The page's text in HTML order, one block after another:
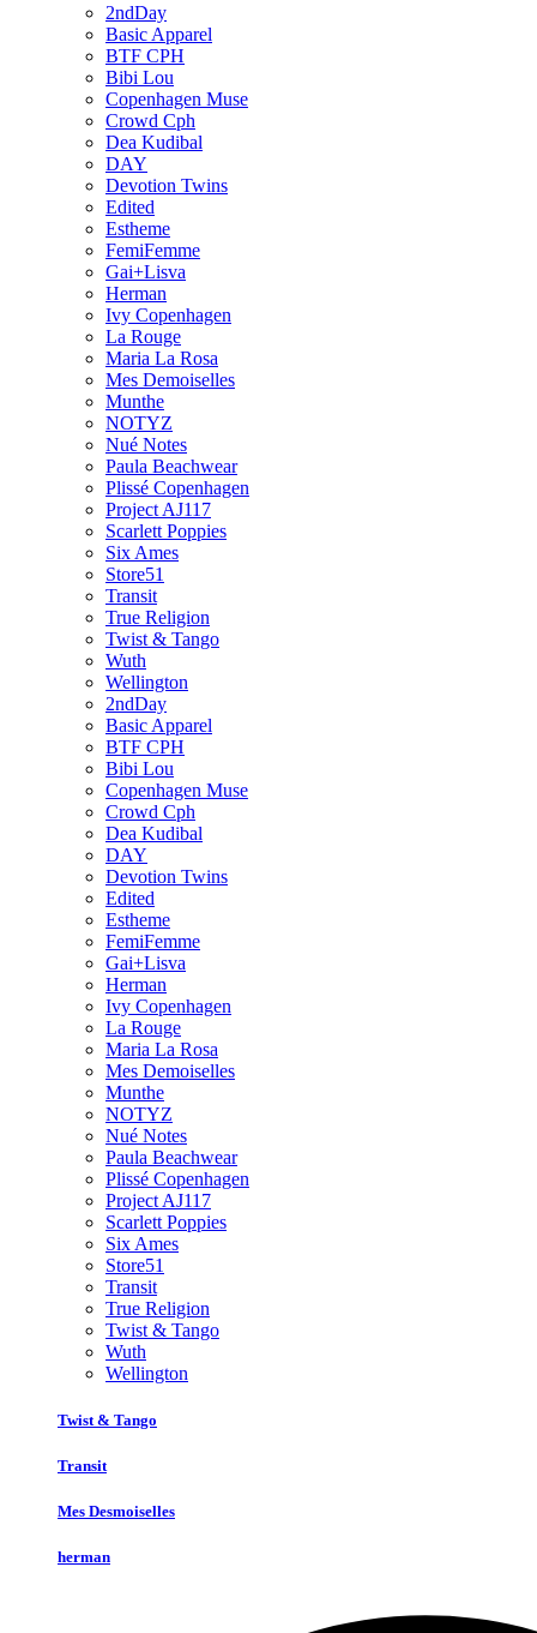
2ndDay
Basic Apparel
BTF CPH
Bibi Lou
Copenhagen Muse
Crowd Cph
Dea Kudibal
DAY
Devotion Twins
Edited
Estheme
FemiFemme
Gai+Lisva
Herman
Ivy Copenhagen
La Rouge
Maria La Rosa
Mes Demoiselles
Munthe
NOTYZ
Nué Notes
Paula Beachwear
Plissé Copenhagen
Project AJ117
Scarlett Poppies
Six Ames
Store51
Transit
True Religion
Twist & Tango
Wuth
Wellington
2ndDay
Basic Apparel
BTF CPH
Bibi Lou
Copenhagen Muse
Crowd Cph
Dea Kudibal
DAY
Devotion Twins
Edited
Estheme
FemiFemme
Gai+Lisva
Herman
Ivy Copenhagen
La Rouge
Maria La Rosa
Mes Demoiselles
Munthe
NOTYZ
Nué Notes
Paula Beachwear
Plissé Copenhagen
Project AJ117
Scarlett Poppies
Six Ames
Store51
Transit
True Religion
Twist & Tango
Wuth
Wellington
Twist & Tango
Transit
Mes Desmoiselles
herman